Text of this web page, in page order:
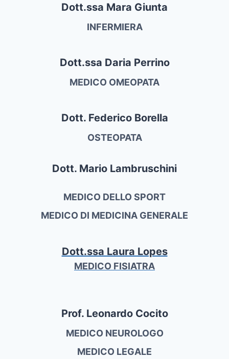
Dott.ssa Mara Giunta
INFERMIERA
Dott.ssa Daria Perrino
MEDICO OMEOPATA
Dott. Federico Borella
OSTEOPATA
Dott. Mario Lambruschini
MEDICO DELLO SPORT
MEDICO DI MEDICINA GENERALE
Dott.ssa Laura Lopes
MEDICO FISIATRA
Prof. Leonardo Cocito
MEDICO NEUROLOGO
MEDICO LEGALE